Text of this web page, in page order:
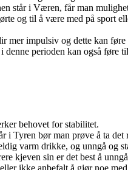
står i Væren, får man
og til å være med på sport
mer impulsiv og dette kan
denne perioden kan også føre
behovet for stabilitet.
i Tyren bør man prøve å ta det
varm drikke, og unngå og
kjeven sin er det best å
ikke anbefalt å gjør noe med